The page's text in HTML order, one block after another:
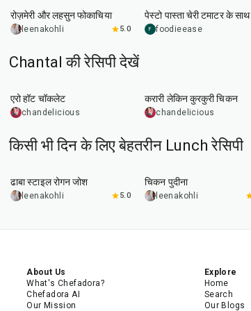
रोज़मेरी और लहसुन फोकाचिया
leenakohli 5.0
पेस्टो पास्ता चेरी टमाटर के साथ
F foodieease
Chantal की रेसिपी देखें
एरो हॉट चॉकलेट
chandelicious
करारी लेकिन कुरकुरी चिकन
chandelicious
किसी भी दिन के लिए बेहतरीन Lunch रेसिपी
ढाबा स्टाइल रोगन जोश
leenakohli 5.0
चिकन पुदीना
leenakohli
About Us
What's Chefadora?
Chefadora AI
Our Mission
Explore
Home
Search
Our Blogs